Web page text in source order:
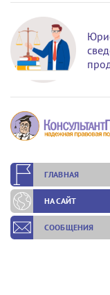
ГЛАВНАЯ
НА САЙТ
СООБЩЕНИЯ